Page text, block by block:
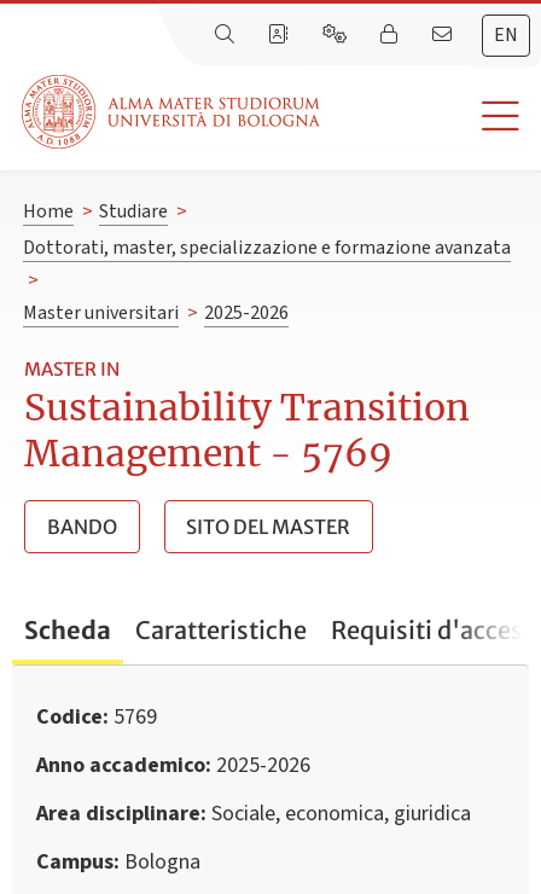
EN
Home > Studiare >
Dottorati, master, specializzazione e formazione avanzata
>
Master universitari > 2025-2026
MASTER IN
Sustainability Transition
Management - 5769
BANDO SITO DEL MASTER
Scheda Caratteristiche Requisiti
Codice 5769
Anno accademico 2025-2026
Area disciplinare Sociale, economica, giuridica
Campus Bologna